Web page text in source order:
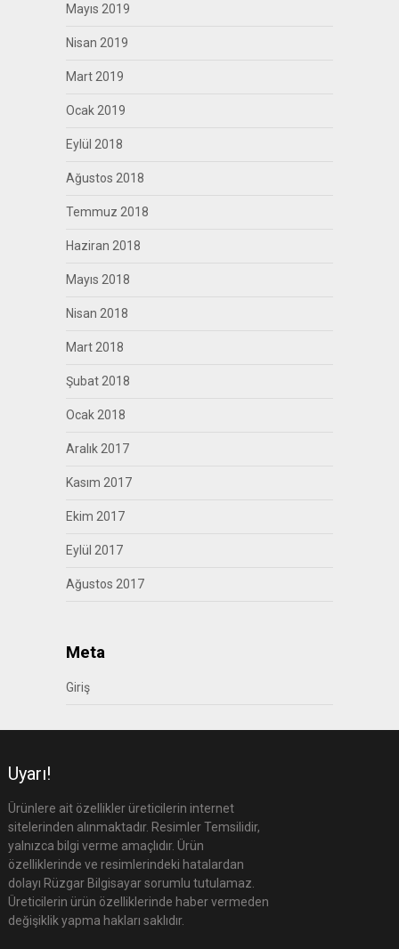
Mayıs 2019
Nisan 2019
Mart 2019
Ocak 2019
Eylül 2018
Ağustos 2018
Temmuz 2018
Haziran 2018
Mayıs 2018
Nisan 2018
Mart 2018
Şubat 2018
Ocak 2018
Aralık 2017
Kasım 2017
Ekim 2017
Eylül 2017
Ağustos 2017
Meta
Giriş
Uyarı!
Ürünlere ait özellikler üreticilerin internet
sitelerinden alınmaktadır. Resimler Temsilidir,
yalnızca bilgi verme amaçlıdır. Ürün
özelliklerinde ve resimlerindeki hatalardan
dolayı Rüzgar Bilgisayar sorumlu tutulamaz.
Üreticilerin ürün özelliklerinde haber vermeden
değişiklik yapma hakları saklıdır.